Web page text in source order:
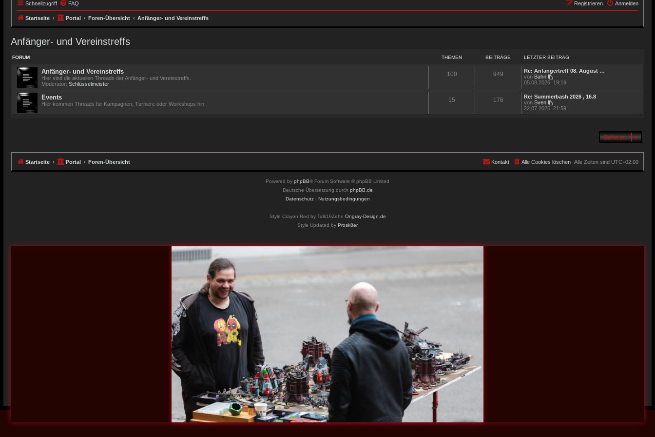
Schnellzugriff FAQ Anmelden
Registrieren
Startseite Portal Foren-Übersicht Anfänger- und Vereinstreffs
Anfänger- und Vereinstreffs
FORUM THEMEN BEITRÄGE LETZTER BEITRAG
Anfänger- und Vereinstreffs
Hier sind die aktuellen Threads der Anfänger- und Vereinstreffs.
Moderator: Schlüsselmeister
100 949
Re: Anfängertreff 08. August …
von Bahn
e
e
s
t
e
a
05.08.2026, 19:19
Events
Hier kommen Threads für Kampagnen, Turniere oder Workshops hin
15 176
Re: Summerbash 2026 , 16.8
von Sven
e
u
e
i
r
22.07.2026, 21:59
Gehe zu
Startseite Portal Foren-Übersicht Alle Zeiten sind UTC+02:00
Alle Cookies löschen
Kontakt
Powered by phpBB® Forum Software © phpBB Limited
Deutsche Übersetzung durch phpBB.de
Datenschutz| Nutzungsbedingungen
Style Crayon Red by Talk19Zehn Ongray-Design.de
Style Updated by Prosk8er